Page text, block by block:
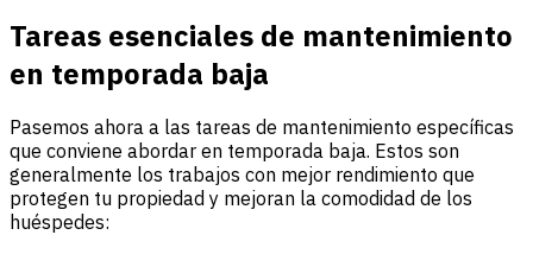
Tareas esenciales de mantenimiento
en temporada baja
Pasemos ahora a las tareas de mantenimiento específicas
que conviene abordar en temporada baja. Estos son
generalmente los trabajos con mejor rendimiento que
protegen tu propiedad y mejoran la comodidad de los
huéspedes: